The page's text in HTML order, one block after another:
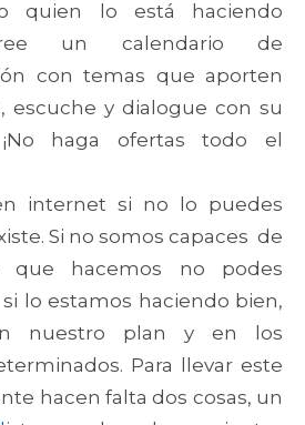
quien lo está haciendo
un calendario de
con temas que aporten
escuche y dialogue con su
¡No haga ofertas todo el
internet si no lo puedes
Si no somos capaces de
hacemos no podes
lo estamos haciendo bien,
nuestro plan y en los
Para llevar este
hacen falta dos cosas, un